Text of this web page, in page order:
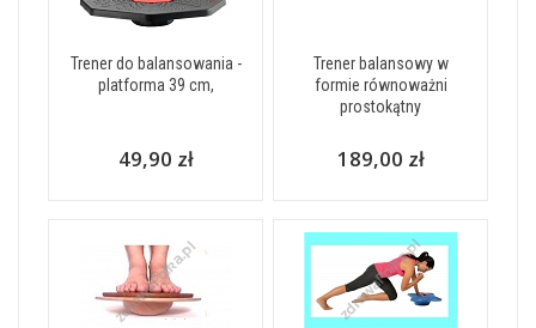
Trener do balansowania -
platforma 39 cm,
49,90 zł
Trener balansowy w
formie równoważni
prostokątny
189,00 zł